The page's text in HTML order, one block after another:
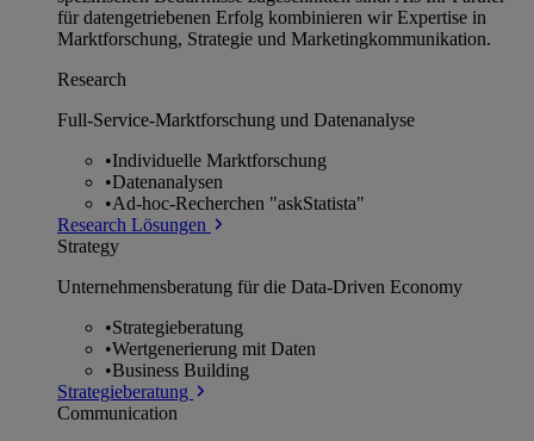
für datengetriebenen Erfolg kombinieren wir Expertise in
Marktforschung, Strategie und Marketingkommunikation.
Research
Full-Service-Marktforschung und Datenanalyse
•Individuelle Marktforschung
•Datenanalysen
•Ad-hoc-Recherchen "askStatista"
Research Lösungen
Strategy
Unternehmens­beratung für die Data-Driven Economy
•Strategieberatung
•Wertgenerierung mit Daten
•Business Building
Strategieberatung
Communication